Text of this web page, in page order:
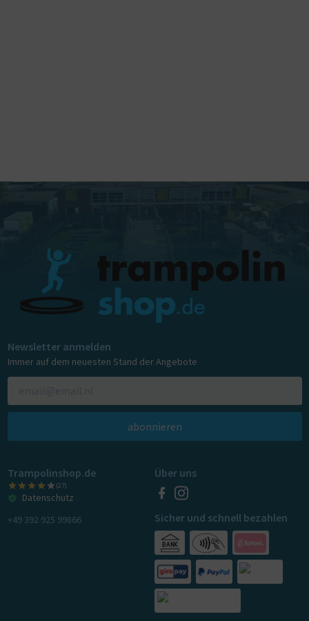
Newsletter anmelden
Immer auf dem neuesten Stand der Angebote
abonnieren
Trampolinshop.de
(27)
Datenschutz
+49 392 925 99866
Über uns
Sicher und schnell bezahlen